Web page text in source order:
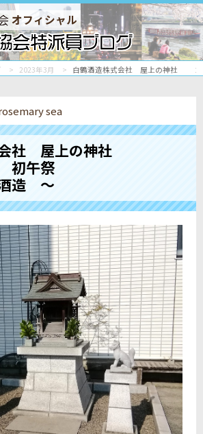
オフィシャル
2023年3月 白鶴酒造株式会社 屋上の神社
sea
社 屋上の神社
午祭
造 ～